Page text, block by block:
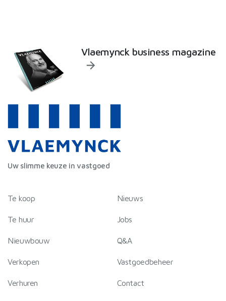
Uw slimme keuze in vastgoed
Te koop
Te huur
Nieuwbouw
Verkopen
Verhuren
Nieuws
Jobs
Q&A
Vastgoedbeheer
Contact
Vlaemynck business magazine